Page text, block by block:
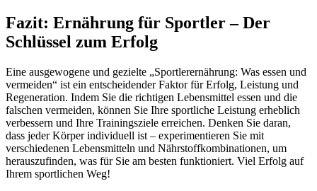
Fazit: Ernährung für Sportler – Der
Schlüssel zum Erfolg
Eine ausgewogene und gezielte „Sportlerernährung: Was essen und
vermeiden“ ist ein entscheidender Faktor für Erfolg, Leistung und
Regeneration. Indem Sie die richtigen Lebensmittel essen und die
falschen vermeiden, können Sie Ihre sportliche Leistung erheblich
verbessern und Ihre Trainingsziele erreichen. Denken Sie daran,
dass jeder Körper individuell ist – experimentieren Sie mit
verschiedenen Lebensmitteln und Nährstoffkombinationen, um
herauszufinden, was für Sie am besten funktioniert. Viel Erfolg auf
Ihrem sportlichen Weg!